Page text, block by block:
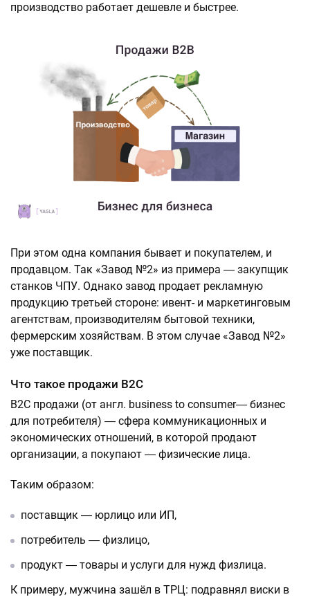
производство работает дешевле и быстрее.
При этом одна компания бывает и покупателем, и
продавцом. Так «Завод №2» из примера ― закупщик
станков ЧПУ. Однако завод продает рекламную
продукцию третьей стороне: ивент- и маркетинговым
агентствам, производителям бытовой техники,
фермерским хозяйствам. В этом случае «Завод №2»
уже поставщик.
Что такое продажи B2C
B2С продажи (от англ. business to consumer― бизнес
для потребителя) ― сфера коммуникационных и
экономических отношений, в которой продают
организации, а покупают ― физические лица.
Таким образом:
поставщик ― юрлицо или ИП,
потребитель ― физлицо,
продукт ― товары и услуги для нужд физлица.
К примеру, мужчина зашёл в ТРЦ: подравнял виски в